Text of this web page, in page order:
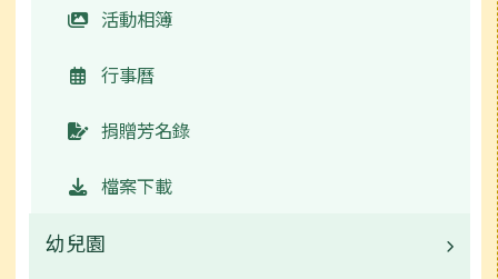
榮譽榜
行事曆
校園影音
評鑑專區
學校規範
活動相簿
行事曆
捐贈芳名錄
檔案下載
幼兒園